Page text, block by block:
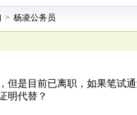
> 杨凌公务员
但是目前已离职，如果笔试
明代替？